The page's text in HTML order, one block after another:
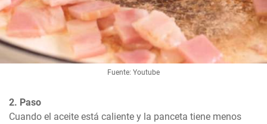
Fuente: Youtube
2. Paso
Cuando el aceite está caliente y la panceta tiene menos